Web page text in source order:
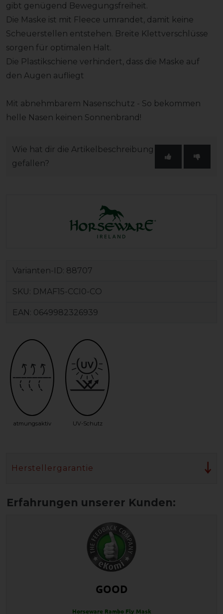
gibt genügend Bewegungsfreiheit.
Die Maske ist mit Fleece umrandet, damit keine
Scheuerstellen entstehen. Breite Klettverschlüsse
sorgen für optimalen Halt.
Die Plastikschiene verhindert, dass die Maske auf
den Augen aufliegt
Mit abnehmbarem Nasenschutz - So bekommen
helle Nasen keinen Sonnenbrand!
Wie hat dir die Artikelbeschreibung
gefallen?
Varianten-ID: 88707
SKU: DMAF15-CCI0-CO
EAN: 0649982326939
atmungsaktiv UV-Schutz
Herstellergarantie
GOOD
Horseware Rambo Fly Mask